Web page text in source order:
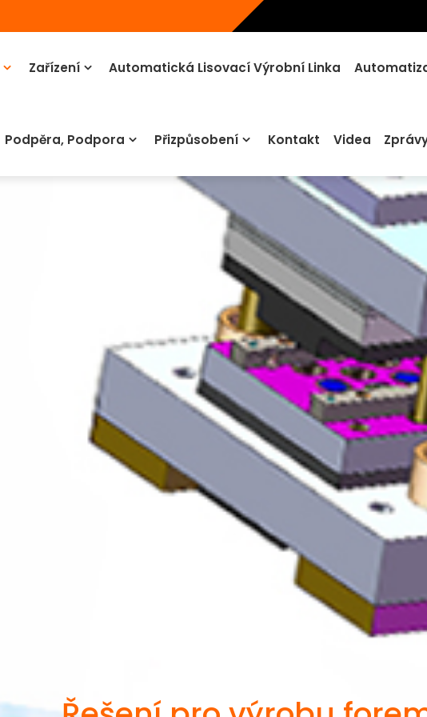
Zařízení Automatická Lisovací Výrobní Linka
Podpěra, Podpora Přizpůsobení Kontakt Videa